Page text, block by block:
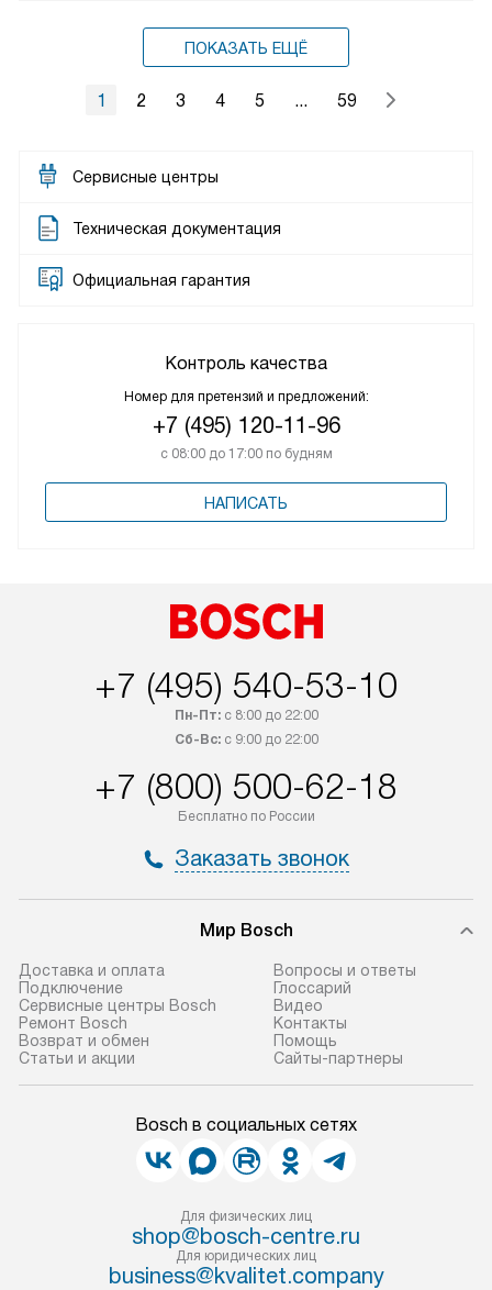
ПОКАЗАТЬ ЕЩЁ
1 2 3 4 5 ... 59
Сервисные центры
Техническая документация
Официальная гарантия
Контроль качества
Номер для претензий и предложений:
+7 (495) 120-11-96
с 08:00 до 17:00 по будням
НАПИСАТЬ
+7 (495) 540-53-10
Пн-Пт:с 8:00 до 22:00
Сб-Вс:с 9:00 до 22:00
+7 (800) 500-62-18
Бесплатно по России
Заказать звонок
Мир Bosch
Доставка и оплата
Подключение
Сервисные центры Bosch
Ремонт Bosch
Возврат и обмен
Статьи и акции
Вопросы и ответы
Глоссарий
Видео
Контакты
Помощь
Сайты-партнеры
Bosch в социальных сетях
Для физических лиц
shop@bosch-centre.ru
Для юридических лиц
business@kvalitet.company